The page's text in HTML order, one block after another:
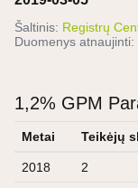
Šaltinis: Registrų
Duomenys atnaujinti:
1,2% GPM
Metai Teikėjų
2018 2